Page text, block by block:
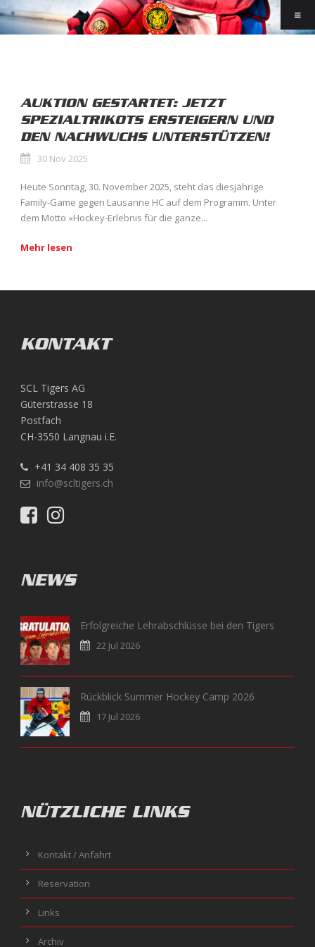
AUKTION GESTARTET: JETZT
SPEZIALTRIKOTS ERSTEIGERN UND
DEN NACHWUCHS UNTERSTÜTZEN!
30 Nov 2025
Heute Sonntag, 30. November 2025, steht das diesjährige
Family-Game gegen Lausanne HC auf dem Programm. Unter
dem Motto «Hockey-Erlebnis für die ganze...
Mehr lesen
KONTAKT
SCL Tigers AG
Güterstrasse 18
Postfach
CH-3550 Langnau i.E.
+41 34 408 35 35
info@scltigers.ch
NEWS
Erfolgreiche Lehrabschlüsse bei den Tigers
22 Jul 2026
Rückblick Summer Hockey Camp 2026
17 Jul 2026
NÜTZLICHE LINKS
Kontakt / Anfahrt
Reservation
Links
Archiv